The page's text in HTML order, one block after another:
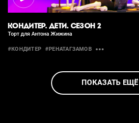
КОНДИТЕР. ДЕТИ. СЕЗОН 2
Торт для Антона Жижина
#КОНДИТЕР #РЕНАТАГЗАМОВ
ПОКАЗАТЬ ЕЩЁ